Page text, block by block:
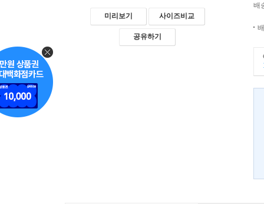
미리보기 사이즈비교
공유하기
배